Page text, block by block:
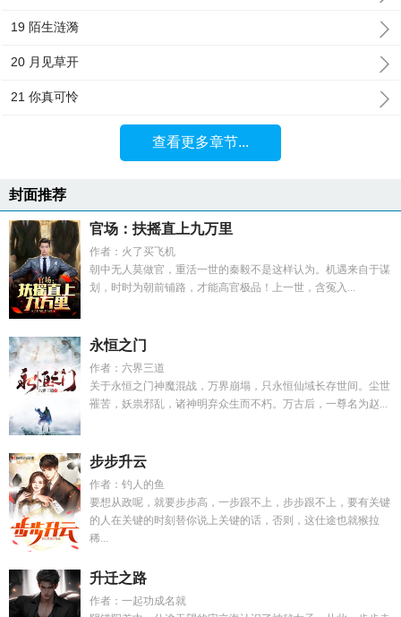
19 陌生涟漪
20 月见草开
21 你真可怜
查看更多章节...
封面推荐
官场：扶摇直上九万里
作者：火了买飞机
朝中无人莫做官，重活一世的秦毅不是这样认为。机遇来自于谋
划，时时为朝前铺路，才能高官极品！上一世，含冤入...
永恒之门
作者：六界三道
关于永恒之门神魔混战，万界崩塌，只永恒仙域长存世间。尘世
罹苦，妖祟邪乱，诸神明弃众生而不朽。万古后，一尊名为赵...
步步升云
作者：钓人的鱼
要想从政呢，就要步步高，一步跟不上，步步跟不上，要有关键
的人在关键的时刻替你说上关键的话，否则，这仕途也就猴拉
稀...
升迁之路
作者：一起功成名就